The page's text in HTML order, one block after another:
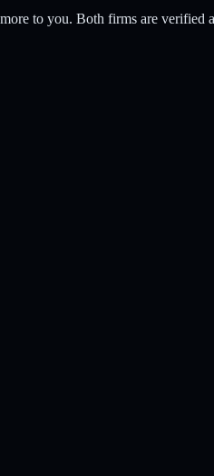
to you. Both firms are verified